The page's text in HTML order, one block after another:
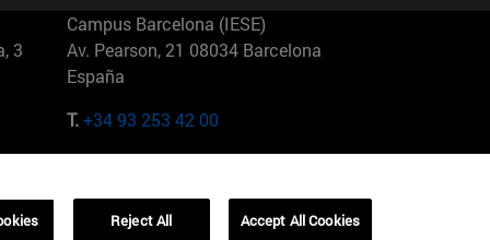
3
Campus Barcelona (IESE)
Av. Pearson, 21 08034 Barcelona
España
T.+34 93 253 42 00
01321001 Bela Vista Brasil
Reject All Accept All Cookies